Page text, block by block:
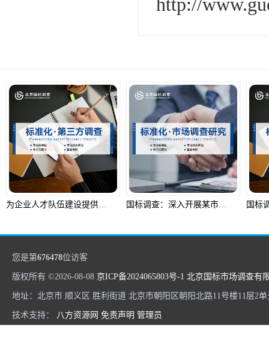
http://
为企业人才队伍建设提供专业指导 国标调查：深入开展某市医疗服务满意度调查
您是第676478位访客
版权所有 ©2026-08-08 京ICP备2024065803号-1 北京国标市场调查有
地址：北京市 顺义区 胜利街道 北京市朝阳区朝阳北路11号楼11层2单
技术支持： 八方资源网 免责声明 管理员